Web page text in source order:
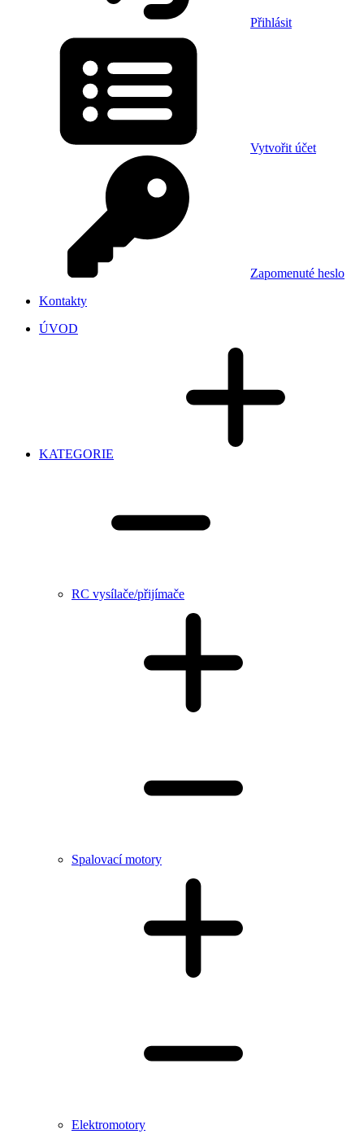
Přihlásit
Vytvořit účet
Zapomenuté heslo
Kontakty
ÚVOD
KATEGORIE
RC vysílače/přijímače
Spalovací motory
Elektromotory